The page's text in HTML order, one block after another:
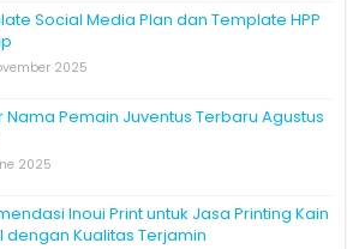
Social Media Plan dan Template HPP
2025
Nama Pemain Juventus Terbaru Agustus
2025
Inoui Print untuk Jasa Printing Kain
dengan Kualitas Terjamin